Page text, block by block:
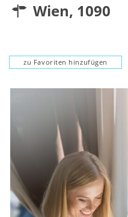
Wien, 1090
zu Favoriten hinzufügen